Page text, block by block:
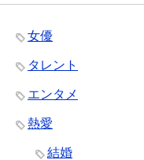
女優
タレント
エンタメ
熱愛
結婚